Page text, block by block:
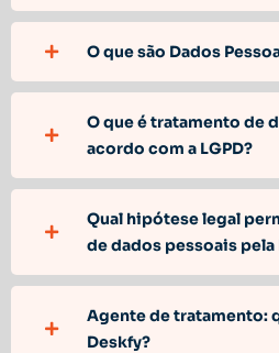
O que são Dados
O que é tratamento de
acordo com a LGPD?
Qual hipótese legal
de dados pessoais pela
Agente de tratamento:
Deskfy?